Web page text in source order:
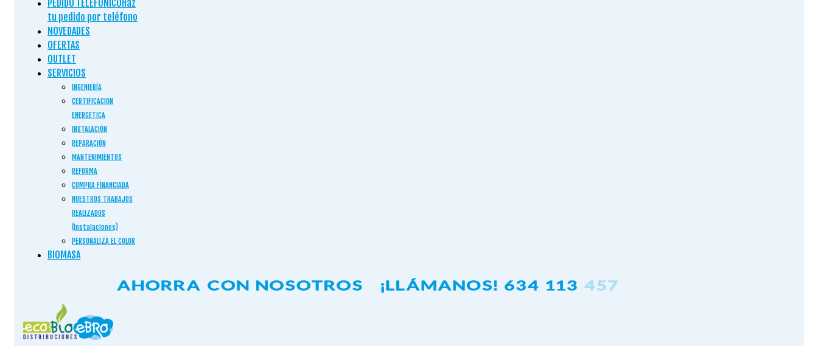
PEDIDO TELEFÓNICO Haz
tu pedido por teléfono
NOVEDADES
OFERTAS
OUTLET
SERVICIOS
INGENIERÍA
CERTIFICACION
ENERGETICA
INSTALACIÓN
REPARACIÓN
MANTENIMIENTOS
REFORMA
COMPRA FINANCIADA
NUESTROS TRABAJOS
REALIZADOS
(Instalaciones)
PERSONALIZA EL COLOR
BIOMASA